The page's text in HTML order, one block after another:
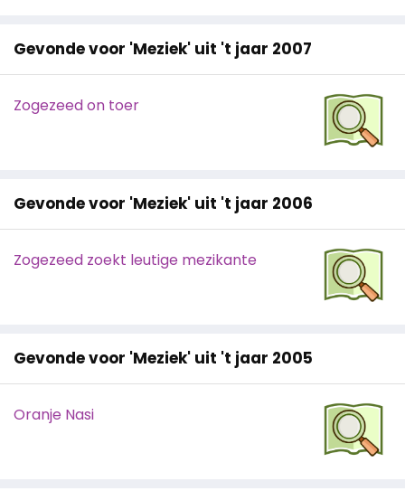
Gevonde voor 'Meziek' uit 't jaar 2007
Zogezeed on toer
Gevonde voor 'Meziek' uit 't jaar 2006
Zogezeed zoekt leutige mezikante
Gevonde voor 'Meziek' uit 't jaar 2005
Oranje Nasi